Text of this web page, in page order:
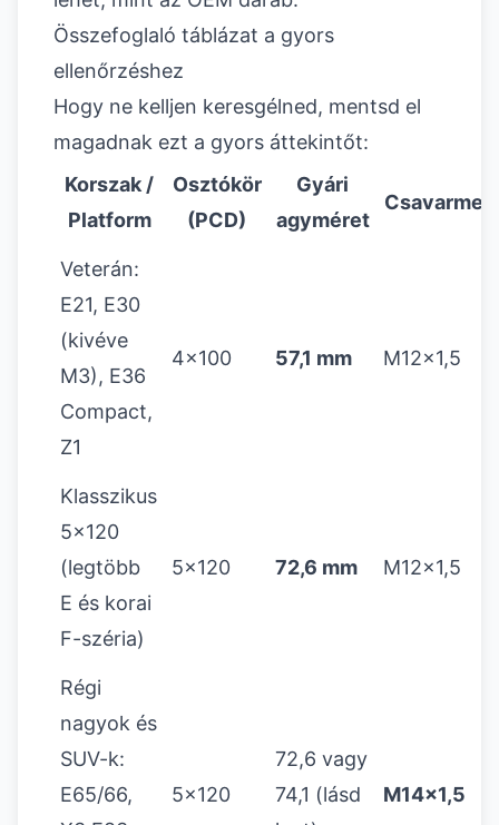
Összefoglaló táblázat a gyors
ellenőrzéshez
Hogy ne kelljen keresgélned, mentsd el
magadnak ezt a gyors áttekintőt:
Korszak /
Platform
Osztókör
(PCD)
Gyári
agyméret
Veterán:
E21, E30
(kivéve
M3), E36
Compact,
Z1
4x100 57,1 mm M12x1,5
Klasszikus
5x120
(legtöbb
E és korai
F-széria)
5x120 72,6 mm M12x1,5
Régi
nagyok és
SUV-k:
E65/66,
5x120
72,6 vagy
74,1 (lásd
M14x1,5